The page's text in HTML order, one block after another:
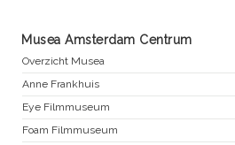
Musea Amsterdam Centrum
Overzicht Musea
Anne Frankhuis
Eye Filmmuseum
Foam Filmmuseum